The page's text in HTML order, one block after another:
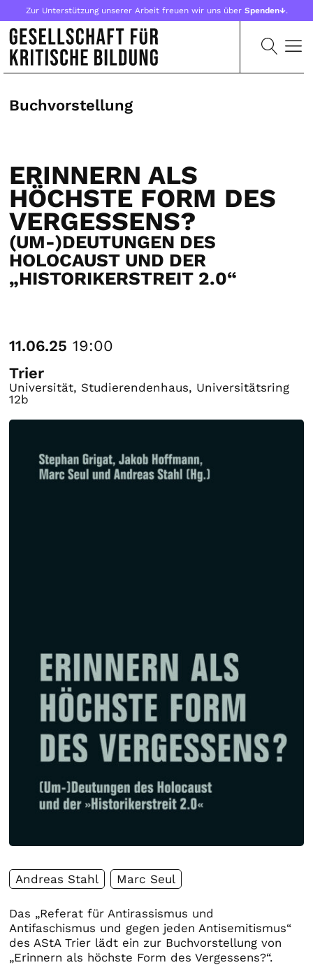
Zur Unterstützung unserer Arbeit freuen wir uns über Spenden↓.
Buchvorstellung
ERINNERN ALS
HÖCHSTE FORM DES
VERGESSENS?
(UM-)DEUTUNGEN DES
HOLOCAUST UND DER
„HISTORIKERSTREIT 2.0“
11.06.25 19:00
Trier
Universität, Studierendenhaus, Universitätsring
12b
Andreas Stahl Marc Seul
Das „Referat für Antirassismus und
Antifaschismus und gegen jeden Antisemitismus“
des AStA Trier lädt ein zur Buchvorstellung von
„Erinnern als höchste Form des Vergessens?“.